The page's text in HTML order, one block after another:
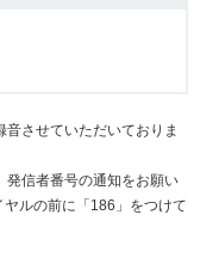
させていただいておりま
信者番号の通知をお願い
ルの前に「186」をつけて